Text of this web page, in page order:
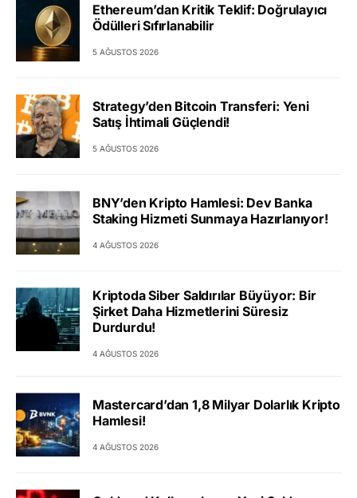
Ethereum’dan Kritik Teklif: Doğrulayıcı
Ödülleri Sıfırlanabilir
5 AĞUSTOS 2026
Strategy’den Bitcoin Transferi: Yeni
Satış İhtimali Güçlendi!
5 AĞUSTOS 2026
BNY’den Kripto Hamlesi: Dev Banka
Staking Hizmeti Sunmaya Hazırlanıyor!
4 AĞUSTOS 2026
Kriptoda Siber Saldırılar Büyüyor: Bir
Şirket Daha Hizmetlerini Süresiz
Durdurdu!
4 AĞUSTOS 2026
Mastercard’dan 1,8 Milyar Dolarlık Kripto
Hamlesi!
4 AĞUSTOS 2026